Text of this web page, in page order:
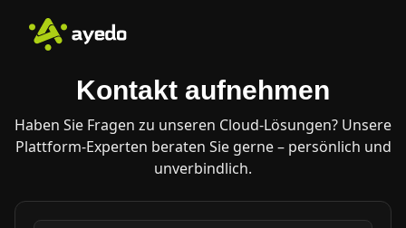
Kontakt aufnehmen
Haben Sie Fragen zu unseren Cloud-Lösungen? Unsere
Plattform-Experten beraten Sie gerne – persönlich und
unverbindlich.